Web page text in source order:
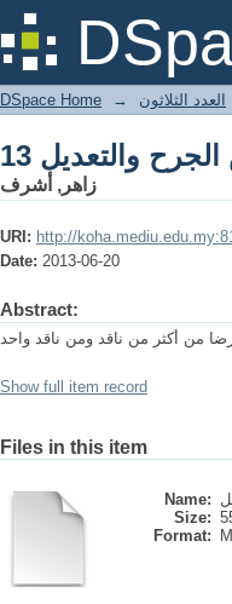
والتعديل 13
DSpace Home → العدد الثلاثون
والتعديل 13
زاهر, أشرف
URI: http://
Date: 2013-06-20
Abstract:
من أكثر من ناقد ومن ناقد واحد
Show full item record
Files in this item
Name:
Size:
Format: